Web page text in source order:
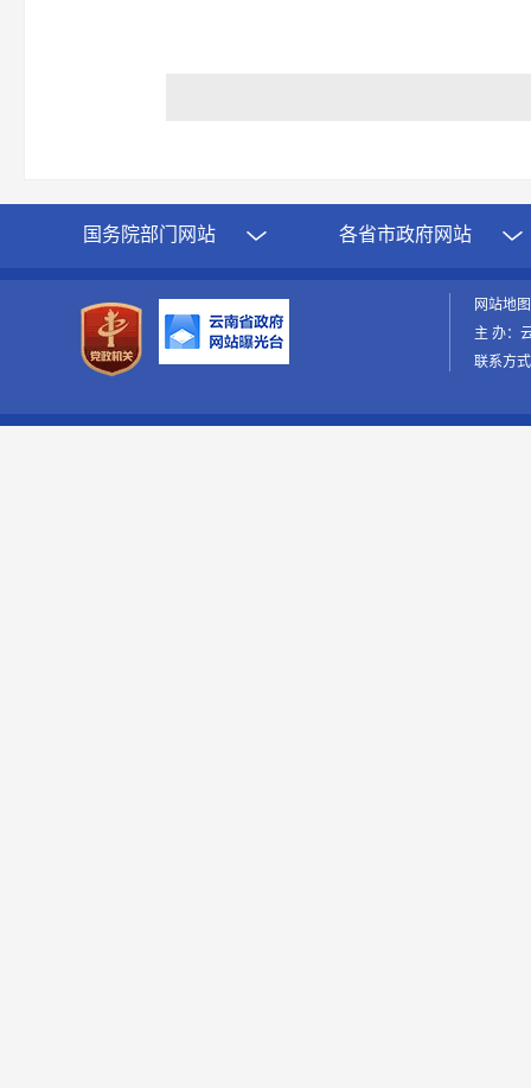
国务院部门网站 各省市政府网站
网站地
主 办：
联系方